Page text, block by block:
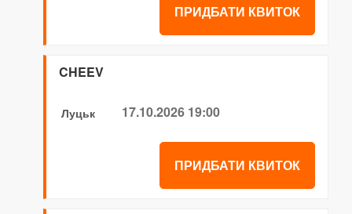
ПРИДБАТИ КВИТОК
CHEEV
Луцьк 17.10.2026 19:00
ПРИДБАТИ КВИТОК